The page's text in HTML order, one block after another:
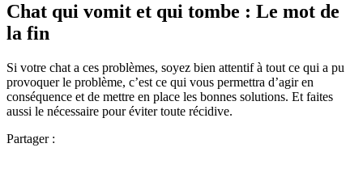
Chat qui vomit et qui tombe : Le mot de
la fin
Si votre chat a ces problèmes, soyez bien attentif à tout ce qui a pu
provoquer le problème, c’est ce qui vous permettra d’agir en
conséquence et de mettre en place les bonnes solutions. Et faites
aussi le nécessaire pour éviter toute récidive.
Partager :